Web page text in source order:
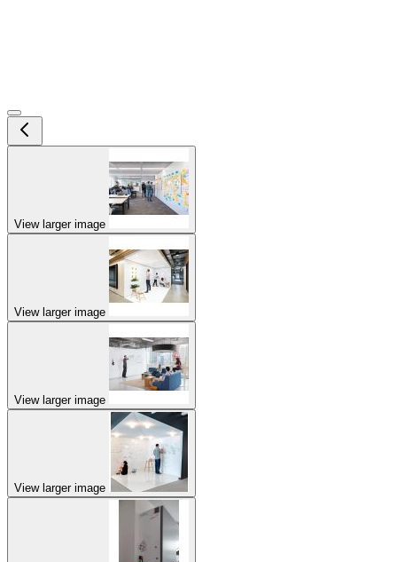
View larger image
View larger image
View larger image
View larger image